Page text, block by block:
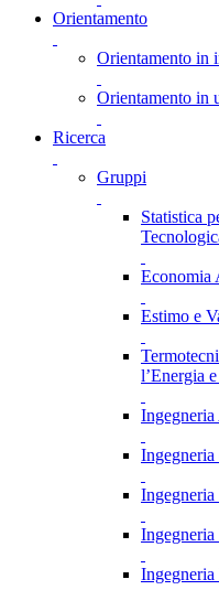
Orientamento
Orientamento in
Orientamento in
Ricerca
Gruppi
Statistica
Economia
Estimo e
l’Energia
Ingegneria
Ingegneria